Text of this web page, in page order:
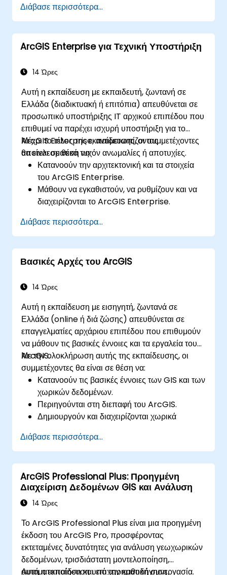
Εκτελούν προχωρημένες χωρικές αναλύσεις
και εργασίες γεωεπεξεργασίας.
Αυτοματοποιούν ροές εργασιών
χρησιμοποιώντας το ModelBuilder και την
Διάβασε περισσότερα...
ArcGIS Enterprise για Τεχνική Υποστήριξη
14 Ώρες
Αυτή η εκπαίδευση με εκπαιδευτή, ζωντανή σε
Ελλάδα (διαδικτυακή ή επιτόπια) απευθύνεται σε
προσωπικό υποστήριξης IT αρχικού επιπέδου που
επιθυμεί να παρέχει ισχυρή υποστήριξη για το
ArcGIS Enterprise, αντιμετωπίζοντας
αποτελεσματικά τυχόν ανωμαλίες ή αποτυχίες.
Μέχρι το τέλος της εκπαίδευσης, οι συμμετέχοντες
θα είναι σε θέση να:
Κατανοούν την αρχιτεκτονική και τα στοιχεία
του ArcGIS Enterprise.
Μάθουν να εγκαθιστούν, να ρυθμίζουν και να
διαχειρίζονται το ArcGIS Enterprise.
προβλημάτων και αντιμετώπισης
συνηθισμένων ζητημάτων.
Αναπτύξουν επάρκεια στην παρακολούθηση
και συντήρηση περιβαλλόντων ArcGIS
Κατακτήσουν τις τεχνικές δημιουργίας
βελτιστοποίησης απόδοσης.
Διάβασε περισσότερα...
Βασικές Αρχές του ArcGIS
14 Ώρες
Αυτή η εκπαίδευση με εισηγητή, ζωντανά σε
Ελλάδα (online ή διά ζώσης) απευθύνεται σε
επαγγελματίες αρχάριου επιπέδου που επιθυμούν
να μάθουν τις βασικές έννοιες και τα εργαλεία του
ArcGIS.
Με την ολοκλήρωση αυτής της εκπαίδευσης, οι
συμμετέχοντες θα είναι σε θέση να:
Κατανοούν τις βασικές έννοιες των GIS και των
χωρικών δεδομένων.
Περιηγούνται στη διεπαφή του ArcGIS.
Δημιουργούν και διαχειρίζονται χωρικά
Εκτελούν βασική χωρική ανάλυση.
Δημιουργούν χάρτες και οπτικοποιήσεις.
Διάβασε περισσότερα...
ArcGIS Professional Plus: Προηγμένη
Διαχείριση Δεδομένων GIS και Ανάλυση
14 Ώρες
Το ArcGIS Professional Plus είναι μια προηγμένη
έκδοση του ArcGIS Pro, προσφέροντας
εκτεταμένες δυνατότητες για ανάλυση γεωχωρικών
δεδομένων, τρισδιάστατη μοντελοποίηση,
αυτοματοποίηση και επιχειρηματική συνεργασία.
Αυτή η εκπαίδευση υπό την καθοδήγηση